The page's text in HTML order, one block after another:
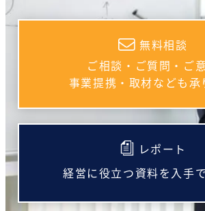
無料相談
ご相談・ご質問・ご
事業提携・取材なども承
レポート
経営に役立つ資料を入手